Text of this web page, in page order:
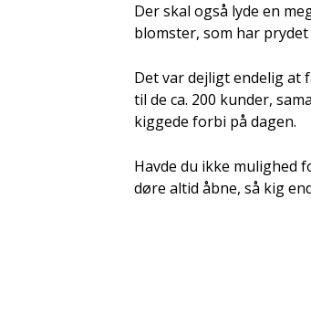
Der skal også lyde en
blomster, som har
Det var dejligt endelig at
til de ca. 200 kunder,
kiggede forbi på dagen.
Havde du ikke mulighed
døre altid åbne, så kig